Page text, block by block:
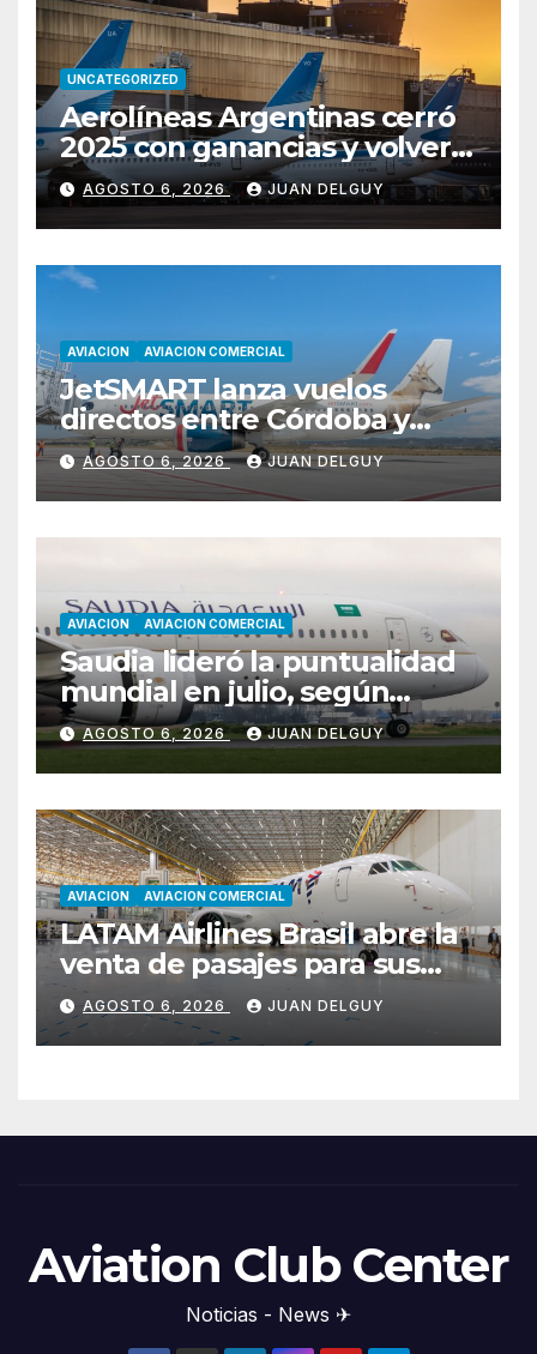
UNCATEGORIZED
Aerolíneas Argentinas cerró
2025 con ganancias y volverá
a pagar impuesto a las
ganancias
AGOSTO 6, 2026 JUAN DELGUY
AVIACION AVIACION COMERCIAL
JetSMART lanza vuelos
directos entre Córdoba y
Florianópolis
AGOSTO 6, 2026 JUAN DELGUY
AVIACION AVIACION COMERCIAL
Saudia lideró la puntualidad
mundial en julio, según
Cirium
AGOSTO 6, 2026 JUAN DELGUY
AVIACION AVIACION COMERCIAL
LATAM Airlines Brasil abre la
venta de pasajes para sus
nuevos Embraer E195-E2 y
anuncia la expansión de su
red
AGOSTO 6, 2026 JUAN DELGUY
Aviation Club Center
Noticias - News ✈